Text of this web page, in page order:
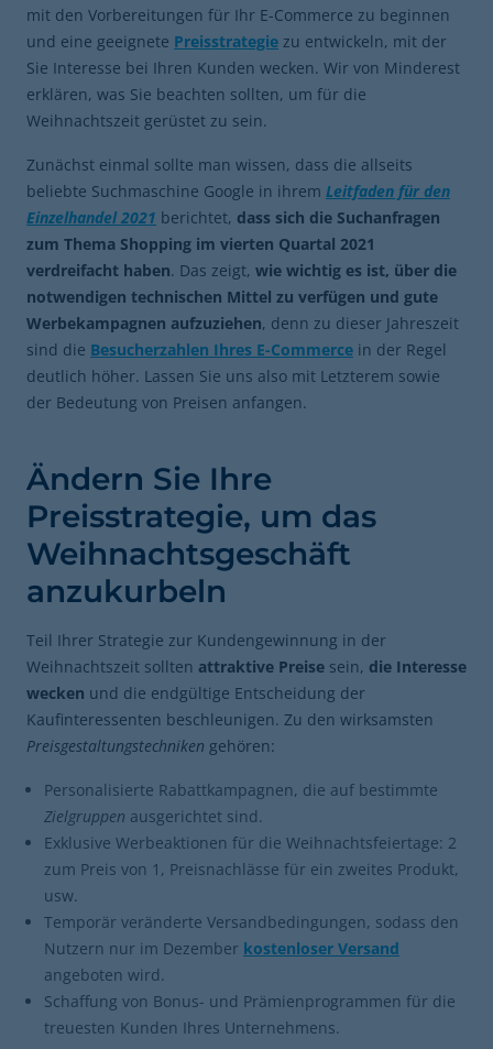
mit den Vorbereitungen für Ihr E-Commerce zu beginnen
und eine geeignete Preisstrategie zu entwickeln, mit der
Sie Interesse bei Ihren Kunden wecken. Wir von Minderest
erklären, was Sie beachten sollten, um für die
Weihnachtszeit gerüstet zu sein.
Zunächst einmal sollte man wissen, dass die allseits
beliebte Suchmaschine Google in ihrem Leitfaden für den
Einzelhandel 2021 berichtet, dass sich die Suchanfragen
zum Thema Shopping im vierten Quartal 2021
verdreifacht haben. Das zeigt, wie wichtig es ist, über die
notwendigen technischen Mittel zu verfügen und gute
Werbekampagnen aufzuziehen, denn zu dieser Jahreszeit
sind die Besucherzahlen Ihres E-Commerce in der Regel
deutlich höher. Lassen Sie uns also mit Letzterem sowie
der Bedeutung von Preisen anfangen.
Ändern Sie Ihre
Preisstrategie, um das
Weihnachtsgeschäft
anzukurbeln
Teil Ihrer Strategie zur Kundengewinnung in der
Weihnachtszeit sollten attraktive Preise sein, die Interesse
wecken und die endgültige Entscheidung der
Kaufinteressenten beschleunigen. Zu den wirksamsten
Preisgestaltungstechniken gehören:
Personalisierte Rabattkampagnen, die auf bestimmte
Zielgruppen ausgerichtet sind.
Exklusive Werbeaktionen für die Weihnachtsfeiertage: 2
zum Preis von 1, Preisnachlässe für ein zweites Produkt,
usw.
Temporär veränderte Versandbedingungen, sodass den
Nutzern nur im Dezember kostenloser Versand
angeboten wird.
Schaffung von Bonus- und Prämienprogrammen für die
treuesten Kunden Ihres Unternehmens.